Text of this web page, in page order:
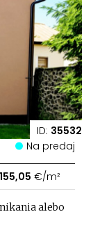
ID: 35532
Na predaj
155,05 €/m²
alebo